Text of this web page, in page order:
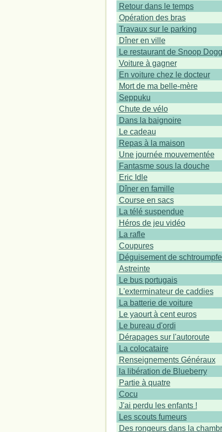
Retour dans le temps
Opération des bras
Travaux sur le parking
Dîner en ville
Le restaurant de Snoop Dogg
Voiture à gagner
En voiture chez le docteur
Mort de ma belle-mère
Seppuku
Chute de vélo
Dans la baignoire
Le cadeau
Repas à la maison
Une journée mouvementée
Fantasme sous la douche
Eric Idle
Dîner en famille
Course en sacs
La télé suspendue
Héros de jeu vidéo
La rafle
Coupures
Déguisement de
Astreinte
Le bus portugais
L'exterminateur de caddies
La batterie de voiture
Le yaourt à cent euros
Le bureau d'ordi
Dérapages sur l'autoroute
La colocataire
Renseignements Généraux
la libération de Blueberry
Partie à quatre
Cocu
J'ai perdu les enfants !
Les scouts fumeurs
Des rongeurs dans la